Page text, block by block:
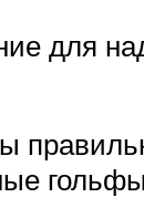
для